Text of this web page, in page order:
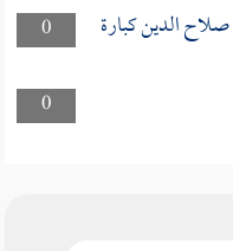
0
الدين كبارة
0